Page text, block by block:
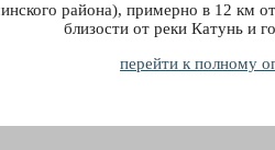
района), примерно в 12 км
близости от реки Катунь и
перейти к полному